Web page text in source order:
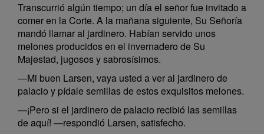
Transcurrió algún tiempo; un día el señor fue invitado a
comer en la Corte. A la mañana siguiente, Su Señoría
mandó llamar al jardinero. Habían servido unos
melones producidos en el invernadero de Su
Majestad, jugosos y sabrosísimos.
—Mi buen Larsen, vaya usted a ver al jardinero de
palacio y pídale semillas de estos exquisitos melones.
—¡Pero si el jardinero de palacio recibió las semillas
de aquí! —respondió Larsen, satisfecho.